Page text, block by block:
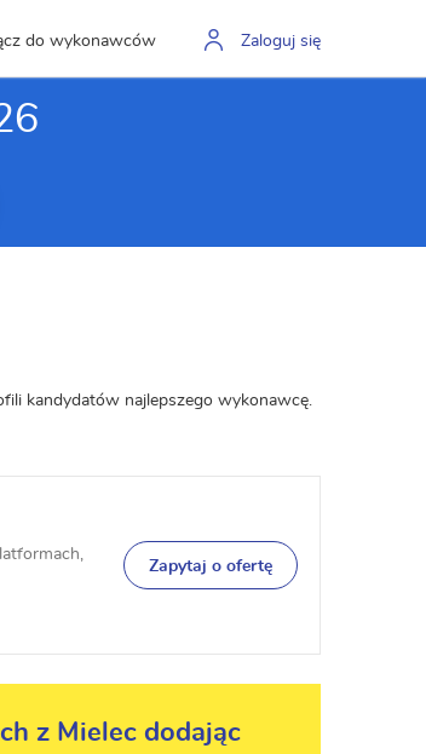
do wykonawców Zaloguj się
kandydatów najlepszego wykonawcę.
Zapytaj o ofertę
z Mielec dodając